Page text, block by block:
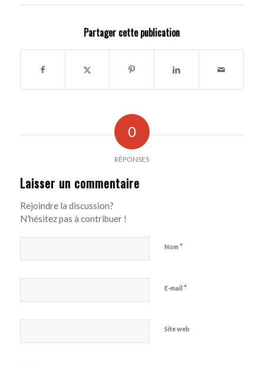
Partager cette publication
0
RÉPONSES
Laisser un commentaire
Rejoindre la discussion?
N’hésitez pas à contribuer !
Nom *
E-mail *
Site web